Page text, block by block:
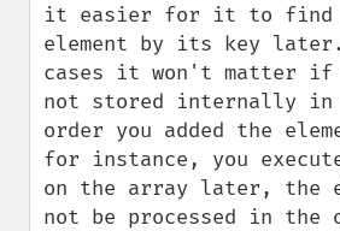
it easier for it to find
element by its key
cases it won't matter
not stored internally in
order you added the
for instance, you
on the array later, the
not be processed in the